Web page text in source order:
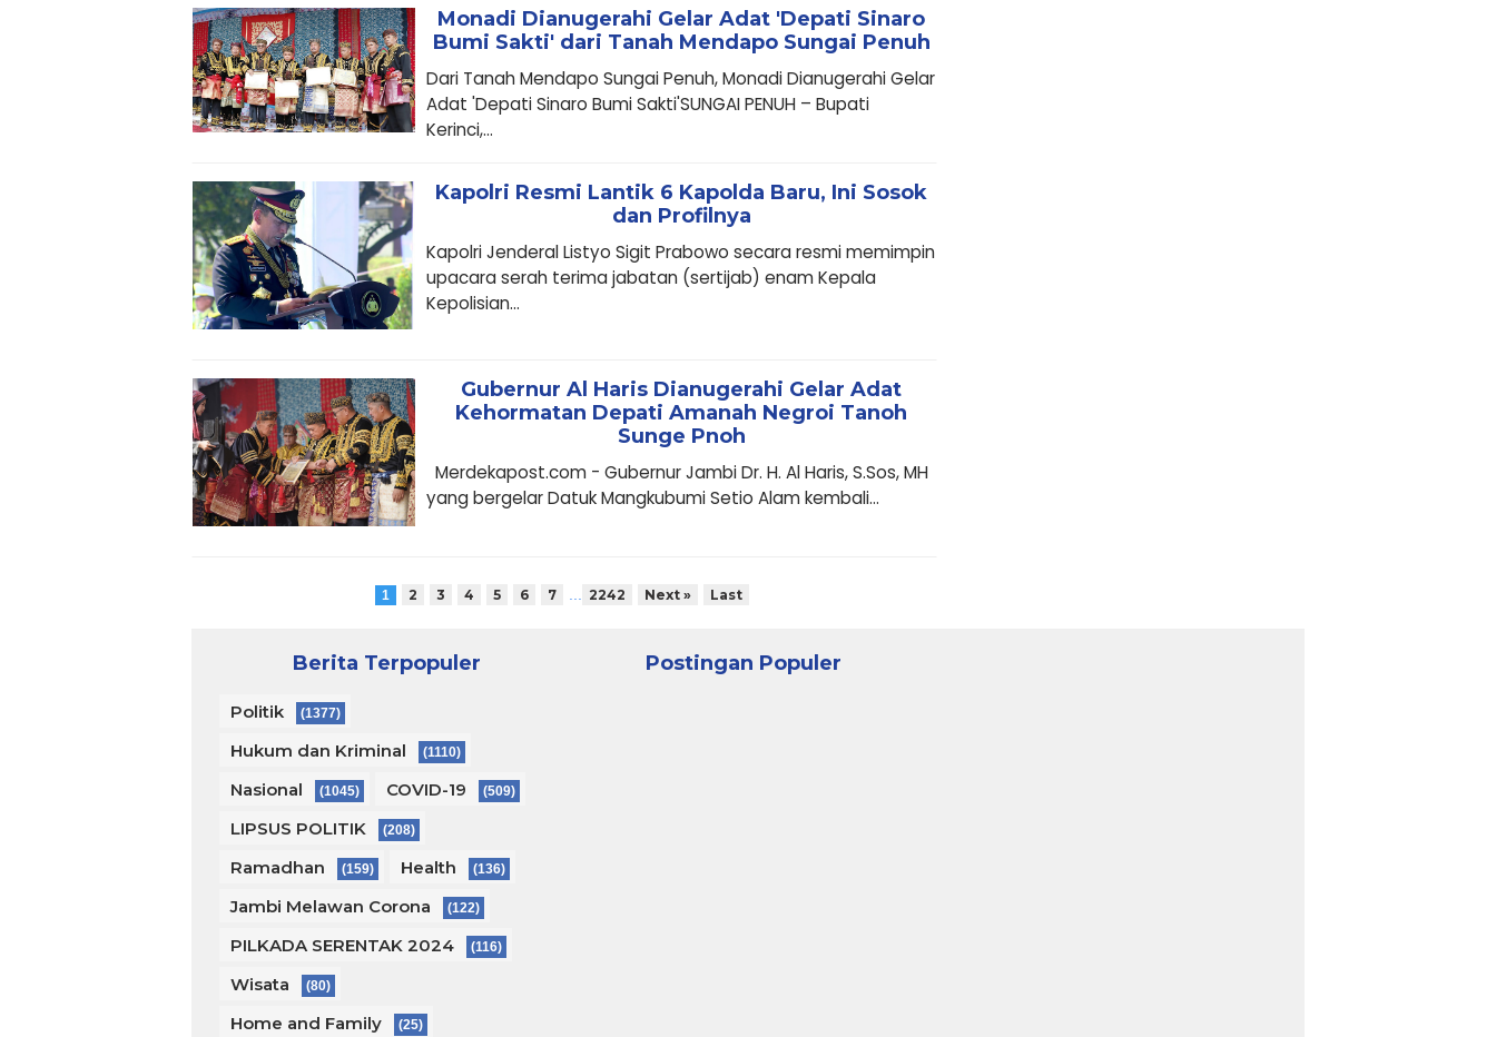
Monadi Dianugerahi Gelar Adat 'Depati Sinaro
Bumi Sakti' dari Tanah Mendapo Sungai Penuh
Dari Tanah Mendapo Sungai Penuh, Monadi Dianugerahi Gelar
Adat 'Depati Sinaro Bumi Sakti'SUNGAI PENUH – Bupati
Kerinci,...
Kapolri Resmi Lantik 6 Kapolda Baru, Ini Sosok
dan Profilnya
Kapolri Jenderal Listyo Sigit Prabowo secara resmi memimpin
upacara serah terima jabatan (sertijab) enam Kepala
Kepolisian...
Gubernur Al Haris Dianugerahi Gelar Adat
Kehormatan Depati Amanah Negroi Tanoh
Sunge Pnoh
Merdekapost.com - Gubernur Jambi Dr. H. Al Haris, S.Sos, MH
yang bergelar Datuk Mangkubumi Setio Alam kembali...
1 2 3 4 5 6 7 ... 2242 Next » Last
Berita Terpopuler
Politik (1377)
Hukum dan Kriminal (1110)
Nasional (1045) COVID-19 (509)
LIPSUS POLITIK (208)
Ramadhan (159) Health (136)
Jambi Melawan Corona (122)
PILKADA SERENTAK 2024 (116)
Wisata (80)
Home and Family (25)
Postingan Populer